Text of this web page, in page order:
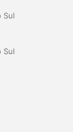
Sul
Sul